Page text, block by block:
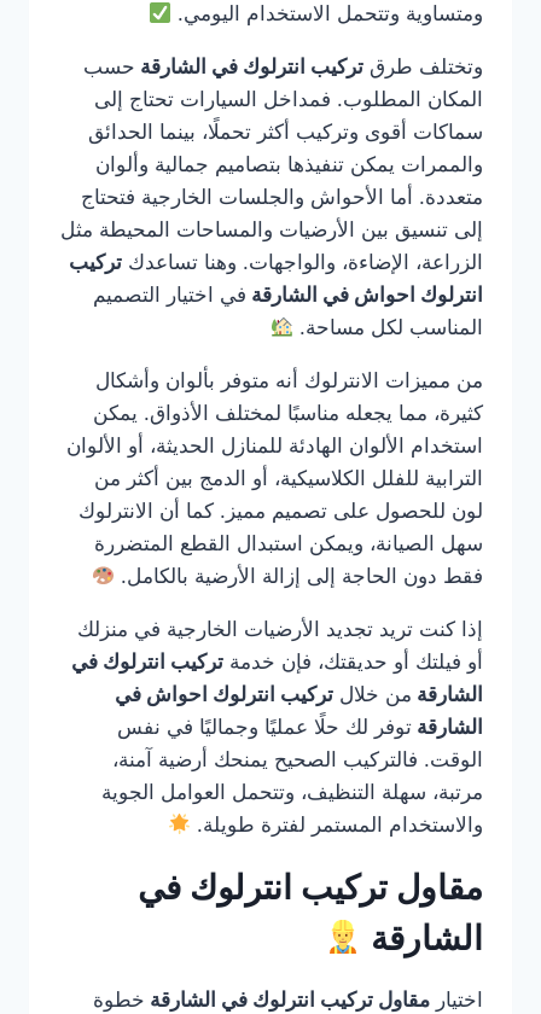
ومتساوية وتتحمل الاستخدام اليومي.
وتختلف طرق تركيب انترلوك في الشارقة حسب
المكان المطلوب. فمداخل السيارات تحتاج إلى
سماكات أقوى وتركيب أكثر تحملًا، بينما الحدائق
والممرات يمكن تنفيذها بتصاميم جمالية وألوان
متعددة. أما الأحواش والجلسات الخارجية فتحتاج
إلى تنسيق بين الأرضيات والمساحات المحيطة مثل
الزراعة، الإضاءة، والواجهات. وهنا تساعدك تركيب
انترلوك احواش في الشارقة في اختيار التصميم
المناسب لكل مساحة.
من مميزات الانترلوك أنه متوفر بألوان وأشكال
كثيرة، مما يجعله مناسبًا لمختلف الأذواق. يمكن
استخدام الألوان الهادئة للمنازل الحديثة، أو الألوان
الترابية للفلل الكلاسيكية، أو الدمج بين أكثر من
لون للحصول على تصميم مميز. كما أن الانترلوك
سهل الصيانة، ويمكن استبدال القطع المتضررة
فقط دون الحاجة إلى إزالة الأرضية بالكامل.
إذا كنت تريد تجديد الأرضيات الخارجية في منزلك
أو فيلتك أو حديقتك، فإن خدمة تركيب انترلوك في
الشارقة من خلال تركيب انترلوك احواش في
الشارقة توفر لك حلًا عمليًا وجماليًا في نفس
الوقت. فالتركيب الصحيح يمنحك أرضية آمنة،
مرتبة، سهلة التنظيف، وتتحمل العوامل الجوية
والاستخدام المستمر لفترة طويلة.
مقاول تركيب انترلوك في
الشارقة
اختيار مقاول تركيب انترلوك في الشارقة خطوة